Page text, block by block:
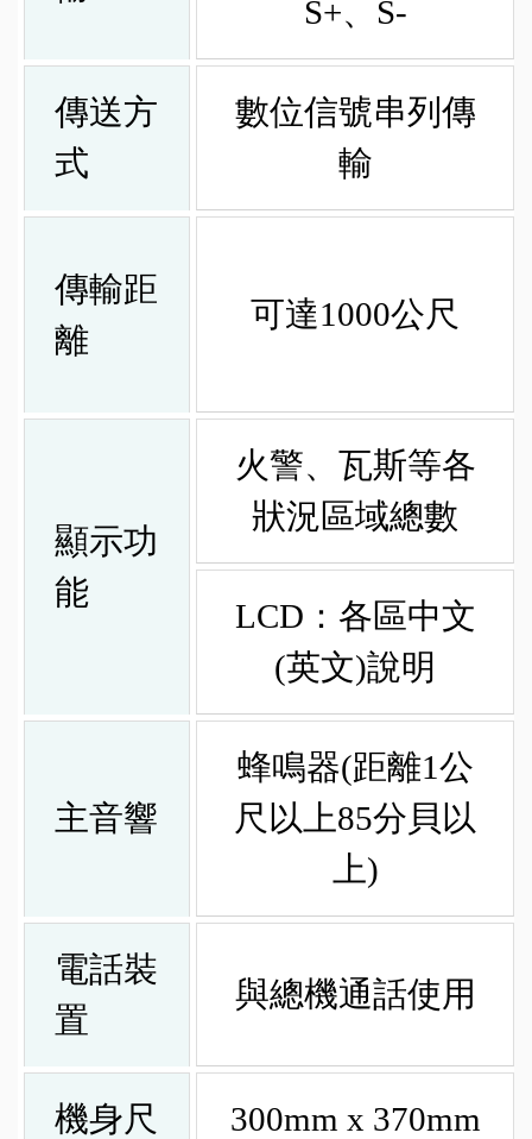
S+、S-
傳送方
式
數位信號串列傳
輸
傳輸距
離
可達1000公尺
顯示功
能
火警、瓦斯等各
狀況區域總數
LCD：各區中文
(英文)說明
主音響
蜂鳴器(距離1公
尺以上85分貝以
上)
電話裝
置
與總機通話使用
機身尺
300mm x 370mm